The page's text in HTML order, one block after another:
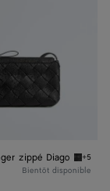
zippé Diago
zippé Diago Black
+5
Bientôt disponible